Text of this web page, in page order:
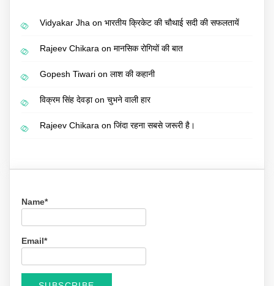
Vidyakar Jha on भारतीय क्रिकेट की चौथाई सदी की सफलतायें
Rajeev Chikara on मानसिक रोगियों की बात
Gopesh Tiwari on लाश की कहानी
विक्रम सिंह देवड़ाon चुभने वाली हार
Rajeev Chikara on जिंदा रहना सबसे जरूरी है।
Name*
Email*